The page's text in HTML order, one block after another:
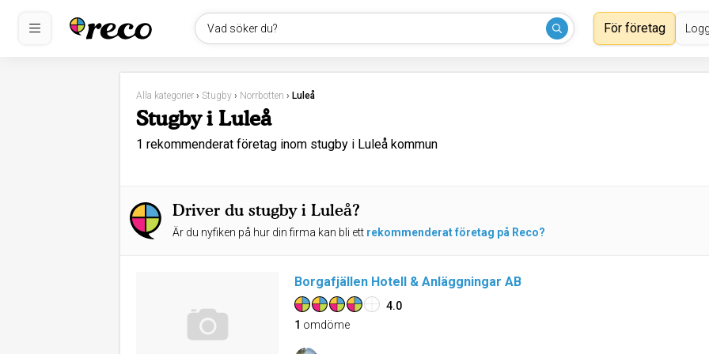
Vad söker du? För företag
Alla kategorier › Stugby › Norrbotten › Luleå
Stugby i Luleå
1 rekommenderat företag inom stugby i Luleå kommun
Driver du stugby i Luleå?
Är du nyfiken på hur din firma kan bli ett rekommenderat företag på Reco?
Borgafjällen Hotell & Anläggningar AB
4.0
1 omdöme